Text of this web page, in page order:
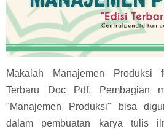
Makalah Manajemen Produksi
Terbaru Doc Pdf. Pembagian
"Manajemen Produksi" bisa
dalam pembuatan karya tulis